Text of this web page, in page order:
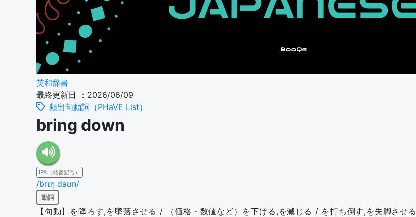
英和辞書
最終更新日 ：2026/06/09
頻出句動詞（PHaVE List）
bring down
IPA（発音記号）
/brɪŋ daʊn/
動詞
【句動】を降ろす,を墜落させる / （価格・数値など）を下げる,を減じる / を打ち倒す,を失脚させる